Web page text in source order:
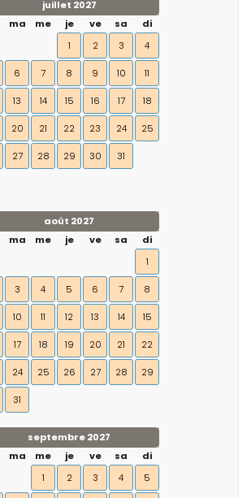
juillet 2027
ma me je ve sa
di
1
2 3 4
6 7 8 9 10 11
13 14 15 16 17 18
20 21 22 23 24 25
27 28 29 30 31
août 2027
ma me je ve sa
di
1
3 4 5 6 7 8
10 11 12 13 14 15
17 18 19 20 21 22
24 25 26 27 28 29
31
septembre 2027
ma me je ve sa
di
1
2 3 4 5